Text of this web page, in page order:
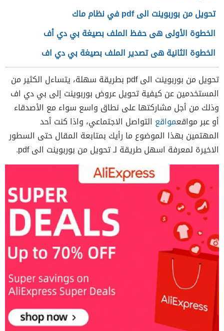
تحويل من بوربوينت الى pdf في نظام ماك
الخطوة الأولى هى حفظ الملف بصيغة بي دي أف
الخطوة الثانية هى تصدير الملف بصيغة بي دي اف
تحويل بوربوينت إلى بي دي اف في نظام ويندوز
تحويل بوربوينت الى PDF في جوجل سلايدز
تحويل من بوربوينت الى pdf بطريقة سهلة، يتساءل الكثير من
المستخدمين عن كيفية تحويل عروض بوربوينت إلى بي دي اف
وذلك من أجل مشاركتها على نطاق واسع سواء مع الأصدقاء
أو عبر مواقعمواقع التواصل الاجتماعي، واذا كنت أحد
المهتمين بهذا الموضوع ما رأيك بمتابعة المقال حتى السطور
الاخيرة لمعرفة اسهل طريقة لـ تحويل من بوربوينت الى pdf.